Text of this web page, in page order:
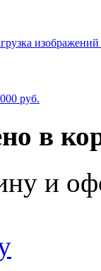
изображений
руб.
в
и